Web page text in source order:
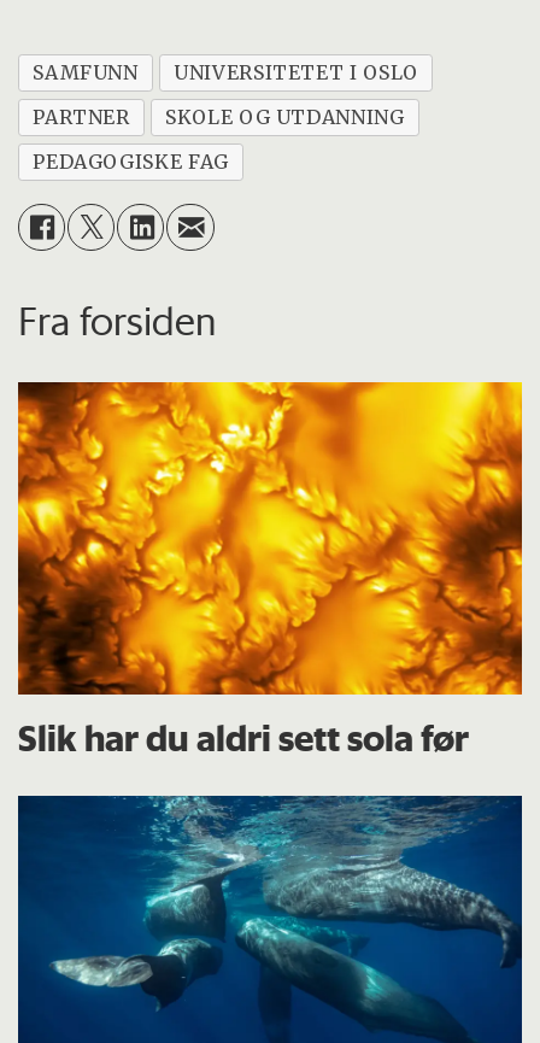
SAMFUNN
UNIVERSITETET I OSLO
PARTNER
SKOLE OG UTDANNING
PEDAGOGISKE FAG
Fra forsiden
Slik har du aldri sett sola før